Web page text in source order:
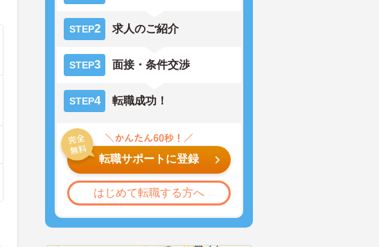
STEP2 求人のご紹介
STEP3 面接・条件交渉
STEP4 転職成功！
転職サポートに登録
はじめて転職する方へ